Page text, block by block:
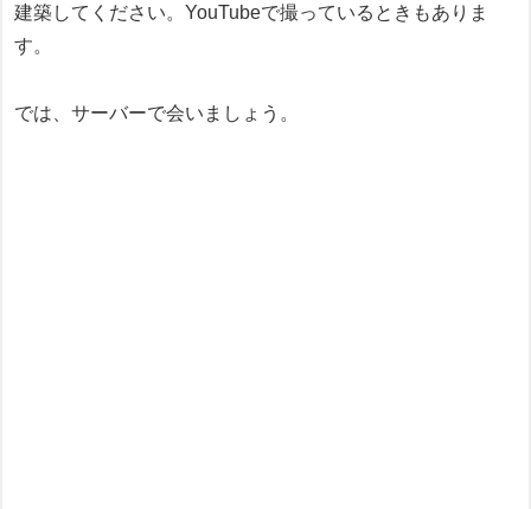
建築してください。YouTubeで撮っているときもありま
す。
では、サーバーで会いましょう。